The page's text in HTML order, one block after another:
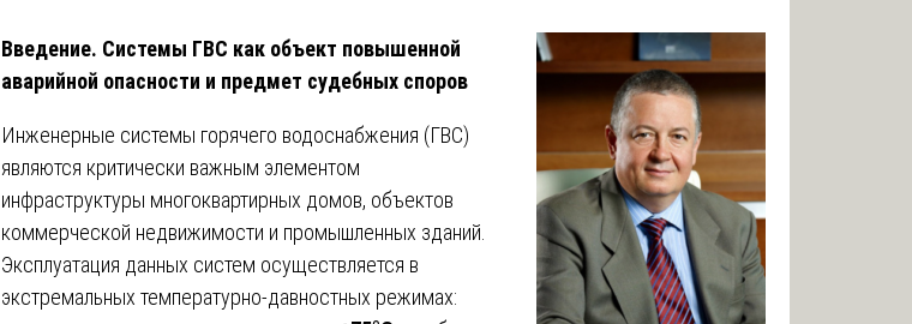
Введение. Системы ГВС как объект повышенной
аварийной опасности и предмет судебных споров
Инженерные системы горячего водоснабжения (ГВС)
являются критически важным элементом
инфраструктуры многоквартирных домов, объектов
коммерческой недвижимости и промышленных зданий.
Эксплуатация данных систем осуществляется в
экстремальных температурно-давностных режимах: